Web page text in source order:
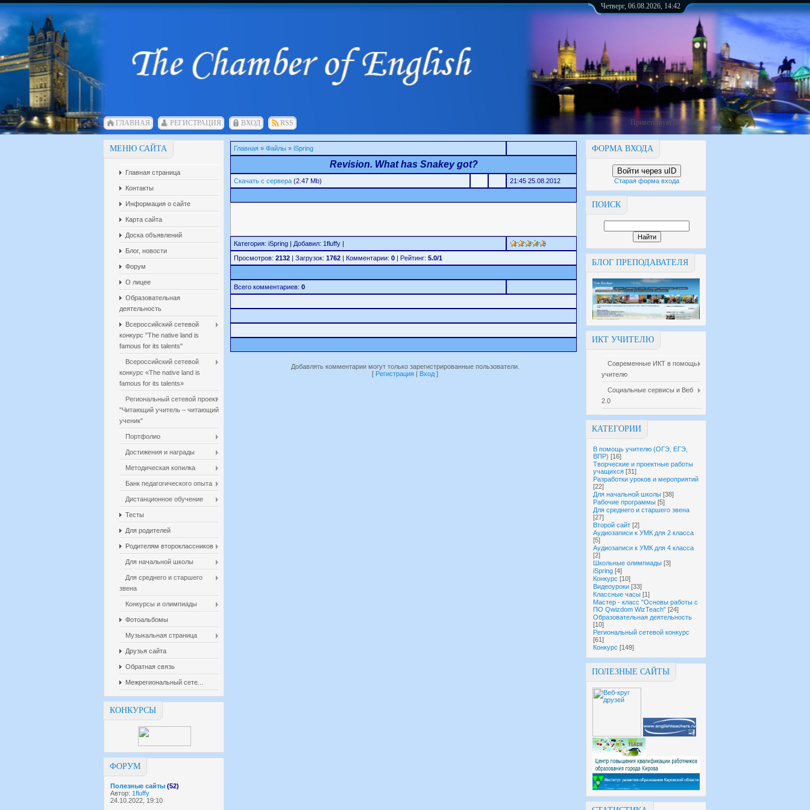
Четверг, 06.08.2026, 14:42
ГЛАВНАЯ РЕГИСТРАЦИЯ ВХОД RSS Приветствую Вас, Гость
МЕНЮ САЙТА
Главная страница
Контакты
Информация о сайте
Карта сайта
Доска объявлений
Блог, новости
Форум
О лицее
Образовательная
деятельность
Всероссийский сетевой
конкурс "The native land is
famous for its talents"
Всероссийский сетевой
конкурс «The native land is
famous for its talents»
Региональный сетевой проект
"Читающий учитель – читающий
ученик"
Портфолио
Достижения и награды
Методическая копилка
Банк педагогического опыта
Дистанционное обучение
Тесты
Для родителей
Родителям второклассников
Для начальной школы
Для среднего и старшего
звена
Конкурсы и олимпиады
Фотоальбомы
Музыкальная страница
Друзья сайта
Обратная связь
Межрегиональный сете...
КОНКУРСЫ
ФОРУМ
Полезные сайты (52)
Автор: 1fluffy
24.10.2022, 19:10
ФОРМА ВХОДА
Войти через uID
Старая форма входа
ПОИСК
БЛОГ ПРЕПОДАВАТЕЛЯ
ИКТ УЧИТЕЛЮ
Современные ИКТ в помощь
учителю
Социальные сервисы и Веб
2.0
КАТЕГОРИИ
В помощь учителю (ОГЭ, ЕГЭ,
ВПР) [16]
Творческие и проектные работы
учащихся [31]
Разработки уроков и мероприятий
[22]
Для начальной школы [38]
Рабочие программы [5]
Для среднего и старшего звена
[27]
Второй сайт [2]
Аудиозаписи к УМК для 2 класса
[5]
Аудиозаписи к УМК для 4 класса
[2]
Школьные олимпиады [3]
iSpring [4]
Конкурс [10]
Видеоуроки [33]
Классные часы [1]
Мастер - класс "Основы работы с
ПО Qwizdom WizTeach" [24]
Образовательная деятельность
[10]
Региональный сетевой конкурс
[61]
Конкурс [149]
ПОЛЕЗНЫЕ САЙТЫ
Главная » Файлы » iSpring
Revision. What has Snakey got?
Скачать с сервера (2.47 Mb) 21:45 25.08.2012
Категория: iSpring | Добавил: 1fluffy | 1 2 3 4 5
Просмотров: 2132 | Загрузок: 1762 | Комментарии: 0 | Рейтинг: 5.0/1
Всего комментариев: 0
Добавлять комментарии могут только зарегистрированные пользователи.
[ Регистрация | Вход ]